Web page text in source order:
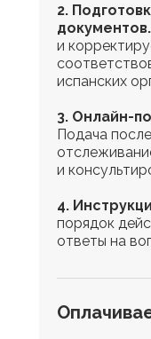
2.
документов.
и
испанских
3. Онлайн-
Подача
и
4.
порядок
ответы на